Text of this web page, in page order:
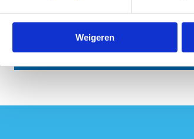
Weigeren
Heb je nog een